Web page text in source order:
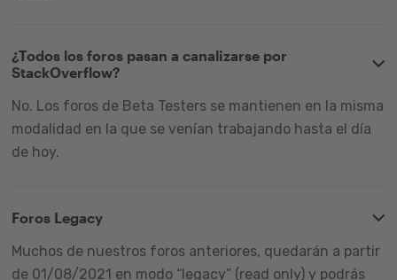
¿Todos los foros pasan a canalizarse por
StackOverflow?
No. Los foros de Beta Testers se mantienen en la misma
modalidad en la que se venían trabajando hasta el día
de hoy.
Foros Legacy
Muchos de nuestros foros anteriores, quedarán a partir
de 01/08/2021 en modo “legacy” (read only) y podrás